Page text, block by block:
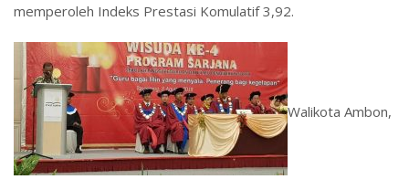
memperoleh Indeks Prestasi Komulatif 3,92.
Walikota Ambon,